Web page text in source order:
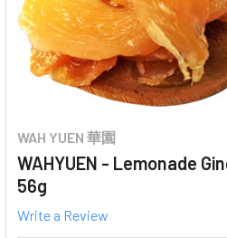
WAH YUEN 華園
WAHYUEN - Lemonade
56g
Write a Review